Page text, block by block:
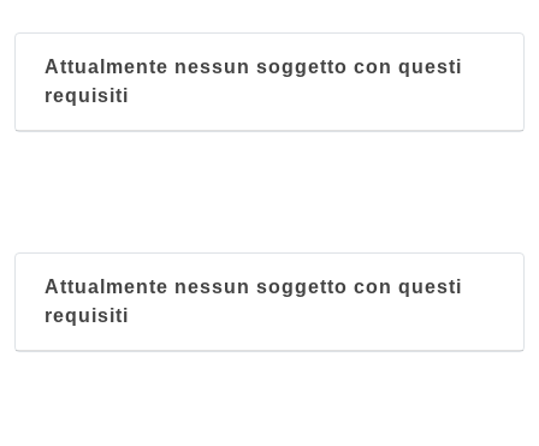
Attualmente nessun soggetto con questi
requisiti
Attualmente nessun soggetto con questi
requisiti